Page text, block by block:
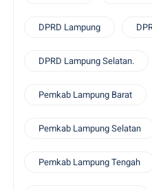
DPRD Lampung
DPRD Lampung Selatan.
Pemkab Lampung Barat
Pemkab Lampung Selatan
Pemkab Lampung Tengah